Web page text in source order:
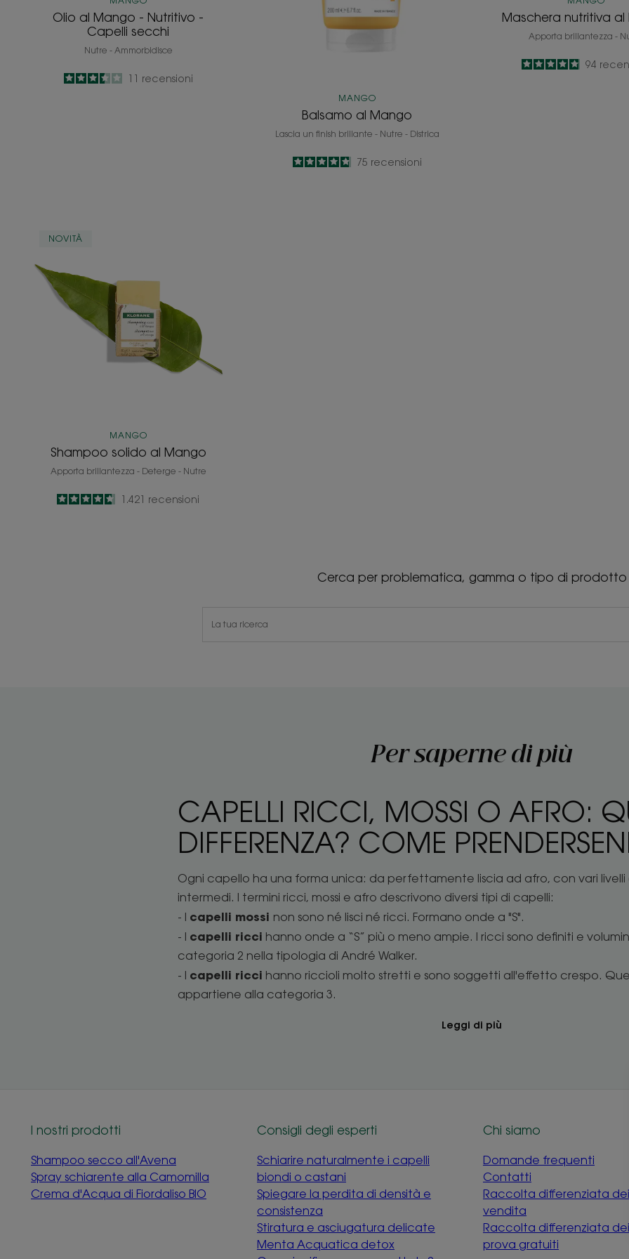
Olio al Mango - Nutritivo -
Capelli secchi
Nutre - Ammorbidisce
3.5
/511 recensioni
MANGO
Balsamo al Mango
Lascia un finish brillante - Nutre - Districa
4.8
/
5
75 recensioni
Maschera nutritiva al
Apporta brillantezza -
4.9
/
5
94
Mango
NOVITÀ
MANGO
Shampoo solido al Mango
Apporta brillantezza - Deterge - Nutre
4.7
/51.421 recensioni
Cerca per problematica, gamma o tipo di prodotto
Per saperne di più
CAPELLI RICCI, MOSSI O AFRO:
DIFFERENZA? COME
Ogni capello ha una forma unica: da perfettamente liscia ad afro, con vari livelli
intermedi. I termini ricci, mossi e afro descrivono diversi tipi di capelli:
- I capelli mossi non sono né lisci né ricci. Formano onde a "S".
- I capelli ricci hanno onde a “S” più o meno ampie. I ricci sono definiti e
categoria 2 nella tipologia di André Walker.
- I capelli ricci hanno riccioli molto stretti e sono soggetti all'effetto crespo.
appartiene alla categoria 3.
Leggi di più
I nostri prodotti
Shampoo secco all'Avena
Spray schiarente alla Camomilla
Crema d'Acqua di Fiordaliso BIO
Consigli degli esperti
Schiarire naturalmente i capelli
biondi o castani
Spiegare la perdita di densità e
consistenza
Stiratura e asciugatura delicate
Menta Acquatica detox
Chi siamo
Domande frequenti
Contatti
Raccolta differenziata
vendita
Raccolta differenziata dei
prova gratuiti